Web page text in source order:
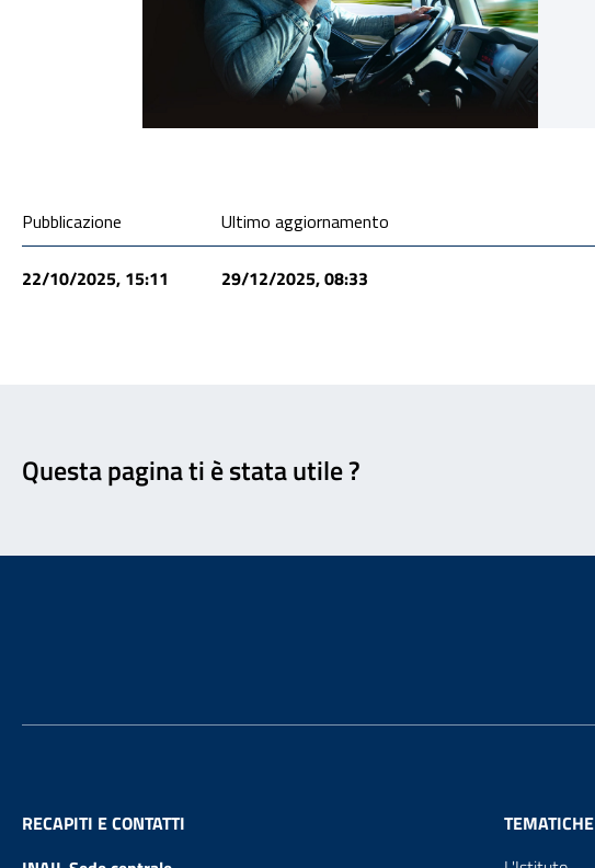
Condivisione social
Pubblicazione
22/10/2025, 15:11
Ultimo aggiornamento
29/12/2025, 08:33
Questa pagina ti è stata utile ?
RECAPITI E CONTATTI
TEMATICHE